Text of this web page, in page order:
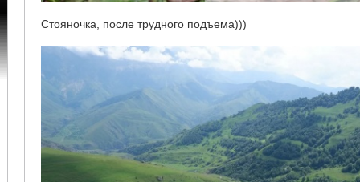
Стояночка, после трудного подъема)))